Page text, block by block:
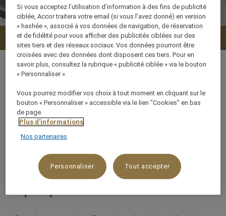
Vérifier la disponibilité
21 m²
2 x
Si vous acceptez l’utilisation d’information à des fins de publicité
ciblée, Accor traitera votre email (si vous l’avez donné) en version
« hashée », associé à vos données de navigation, de réservation
et de fidélité pour vous afficher des publicités ciblées sur des
sites tiers et des réseaux sociaux. Vos données pourront être
croisées avec des données dont disposent ces tiers. Pour en
savoir plus, consultez la rubrique « publicité ciblée » via le bouton
« Personnaliser ».
Vous pourrez modifier vos choix à tout moment en cliquant sur le
bouton « Personnaliser » accessible via le lien "Cookies" en bas
de page.
Plus d'informations
Nos partenaires
Personnaliser Tout accepter